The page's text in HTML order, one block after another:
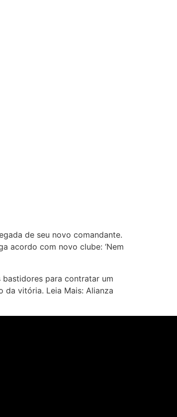
de seu novo comandante.
acordo com novo clube: ‘Nem
bastidores para contratar um
vitória. Leia Mais: Alianza